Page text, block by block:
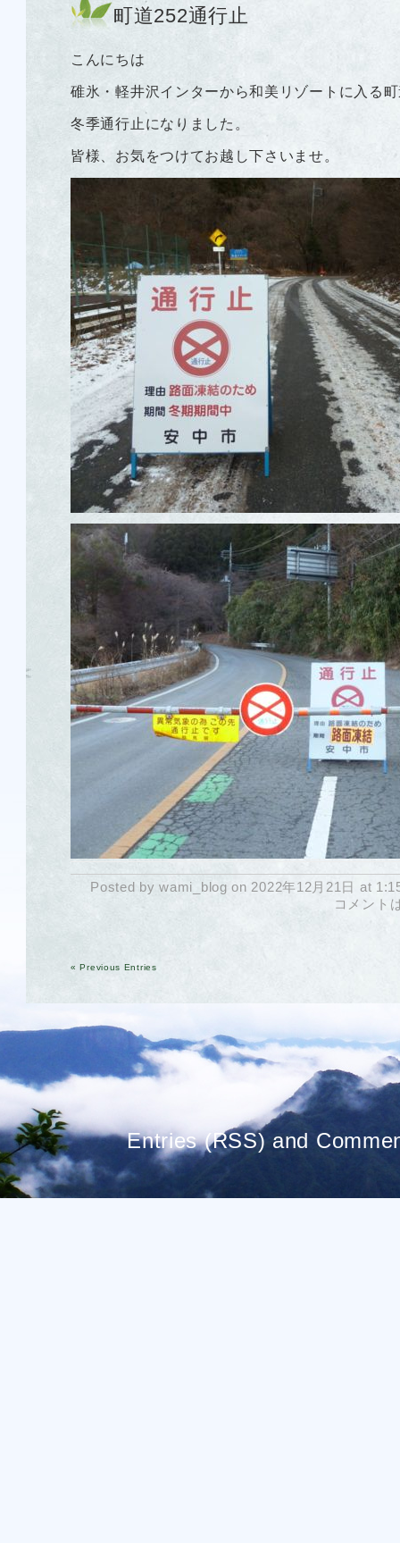
町道252通行止
こんにちは
碓氷・軽井沢インターから和美リゾートに入る
冬季通行止になりました。
皆様、お気をつけてお越し下さいませ。
Posted by wami_blog on 2022年12月21日 at
コメント
« Previous Entries
Entries (RSS) and